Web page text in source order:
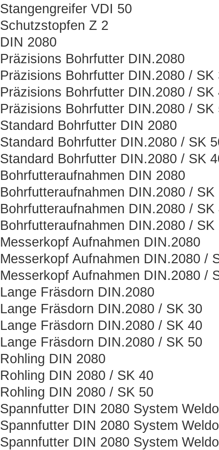
Stangengreifer VDI 50
Schutzstopfen Z 2
DIN 2080
Präzisions Bohrfutter DIN.2080
Präzisions Bohrfutter DIN.2080 / SK
Präzisions Bohrfutter DIN.2080 / SK
Präzisions Bohrfutter DIN.2080 / SK
Standard Bohrfutter DIN 2080
Standard Bohrfutter DIN.2080 / SK
Standard Bohrfutter DIN.2080 / SK
Bohrfutteraufnahmen DIN 2080
Bohrfutteraufnahmen DIN.2080 / SK
Bohrfutteraufnahmen DIN.2080 / SK
Bohrfutteraufnahmen DIN.2080 / SK
Messerkopf Aufnahmen DIN.2080
Messerkopf Aufnahmen DIN.2080 /
Messerkopf Aufnahmen DIN.2080 /
Lange Fräsdorn DIN.2080
Lange Fräsdorn DIN.2080 / SK 30
Lange Fräsdorn DIN.2080 / SK 40
Lange Fräsdorn DIN.2080 / SK 50
Rohling DIN 2080
Rohling DIN 2080 / SK 40
Rohling DIN 2080 / SK 50
Spannfutter DIN 2080 System
Spannfutter DIN 2080 System
Spannfutter DIN 2080 System